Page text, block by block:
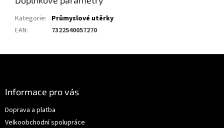
Kategorie: Průmyslové utěrky
EAN: 7322540057270
Informace pro vás
Doprava a platba
Velkoobchodní spolupráce